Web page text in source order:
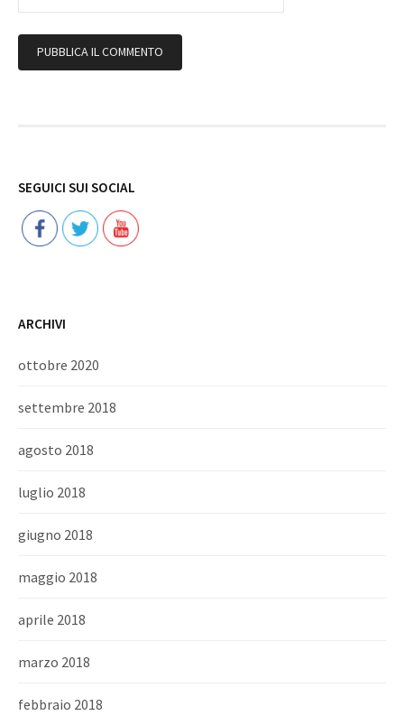
SEGUICI SUI SOCIAL
ARCHIVI
ottobre 2020
settembre 2018
agosto 2018
luglio 2018
giugno 2018
maggio 2018
aprile 2018
marzo 2018
febbraio 2018